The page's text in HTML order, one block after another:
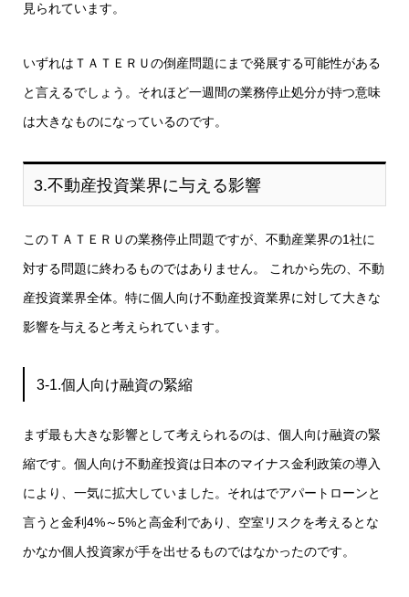
見られています。
いずれはＴＡＴＥＲＵの倒産問題にまで発展する可能性がある
と言えるでしょう。それほど一週間の業務停止処分が持つ意味
は大きなものになっているのです。
3.不動産投資業界に与える影響
このＴＡＴＥＲＵの業務停止問題ですが、不動産業界の1社に
対する問題に終わるものではありません。 これから先の、不動
産投資業界全体。特に個人向け不動産投資業界に対して大きな
影響を与えると考えられています。
3-1.個人向け融資の緊縮
まず最も大きな影響として考えられるのは、個人向け融資の緊
縮です。個人向け不動産投資は日本のマイナス金利政策の導入
により、一気に拡大していました。それはでアパートローンと
言うと金利4%～5%と高金利であり、空室リスクを考えるとな
かなか個人投資家が手を出せるものではなかったのです。